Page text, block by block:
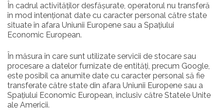
În cadrul activităților desfășurate, operatorul nu transferă
în mod intenționat date cu caracter personal către state
situate în afara Uniunii Europene sau a Spațiului
Economic European.
În măsura în care sunt utilizate servicii de stocare sau
procesare a datelor furnizate de entități, precum Google,
este posibil ca anumite date cu caracter personal să fie
transferate către state din afara Uniunii Europene sau a
Spațiului Economic European, inclusiv către Statele Unite
ale Americii.